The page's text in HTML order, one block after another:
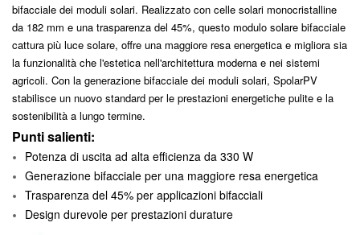
bifacciale dei moduli solari. Realizzato con celle solari monocristalline
da 182 mm e una trasparenza del 45%, questo modulo solare bifacciale
cattura più luce solare, offre una maggiore resa energetica e migliora sia
la funzionalità che l'estetica nell'architettura moderna e nei sistemi
agricoli. Con la generazione bifacciale dei moduli solari, SpolarPV
stabilisce un nuovo standard per le prestazioni energetiche pulite e la
sostenibilità a lungo termine.
Punti salienti:
Potenza di uscita ad alta efficienza da 330 W
Generazione bifacciale per una maggiore resa energetica
Trasparenza del 45% per applicazioni bifacciali
Design durevole per prestazioni durature